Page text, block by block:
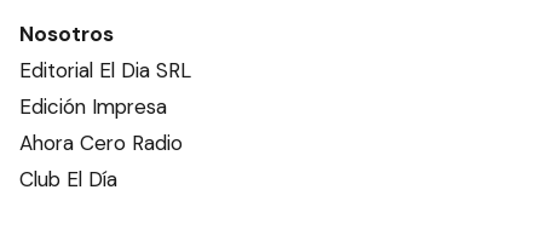
Nosotros
Editorial El Dia SRL
Edición Impresa
Ahora Cero Radio
Club El Día